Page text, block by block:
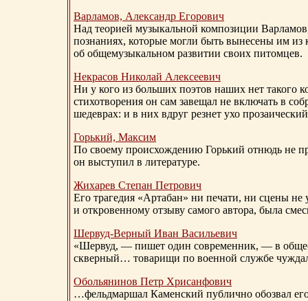
Варламов, Александр Егорович
Над теорией музыкальной композиции
познаниях, которые могли быть вынесены им из
об общемузыкальном развитии своих питомцев.
Некрасов Николай Алексеевич
Ни у кого из больших поэтов наших нет такого
стихотворения он сам завещал не включать в
шедеврах: и в них вдруг резнет ухо
Горький, Максим
По своему происхождению Горький отнюдь не
он выступил в литературе.
Жихарев Степан Петрович
Его трагедия «Артабан» ни печати, ни сцены
и откровенному отзыву самого автора, была
Шервуд-Верный Иван Васильевич
«Шервуд, — пишет один современник, — в
скверный… товарищи по военной службе
Обольянинов Петр Хрисанфович
…фельдмаршал Каменский публично обозвал